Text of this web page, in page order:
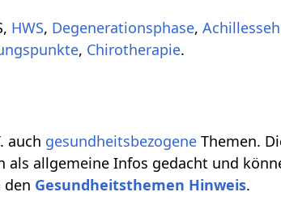
HWS, Degenerationsphase,
, Chirotherapie.
auch gesundheitsbezogene Themen.
als allgemeine Infos gedacht und
den Gesundheitsthemen Hinweis.